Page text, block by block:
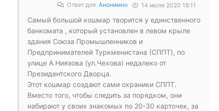
Ответ для Анонимно 14 июля 2020 18:11
Самый большой кошмар творится у единственного
банкомата , который установлен в левом крыле
здания Союза Промышленников и
Предпринимателей Туркменистана (СППТ), по
улице А.Ниязова (ул.Чехова) недалеко от
Президентского Дворца.
Этот кошмар создают сами охраники СППТ.
Вместо того, чтобы следить за порядком, они
набирают у своих знакомых по 20-30 карточек, за